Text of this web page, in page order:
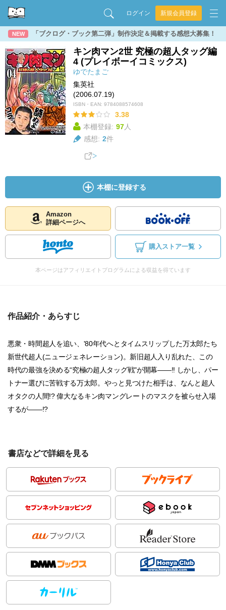
ログイン 新規会員登録
NEW 「ブクログ・ブック第二弾」制作決定＆掲載する感想大募集！
キン肉マン2世 究極の超人タッグ編
4 (プレイボーイコミックス)
ゆでたまご
集英社
(2006.07.19)
ISBN・EAN: 9784088574608
3.38
本棚登録: 97人
感想: 2件
本棚に登録する
Amazon
詳細ページへ
購入ストア一覧
本ページはアフィリエイトプログラムによる収益を得ています
作品紹介・あらすじ
悪衆・時間超人を追い、'80年代へとタイムスリップした万太郎たち
新世代超人(ニュージェネレーション)。新旧超人入り乱れた、この
時代の最強を決める“究極の超人タッグ戦"が開幕――!! しかし、パー
トナー選びに苦戦する万太郎。やっと見つけた相手は、なんと超人
オタクの人間!? 偉大なるキン肉マングレートのマスクを被らせ入場
するが――!?
書店などで詳細を見る